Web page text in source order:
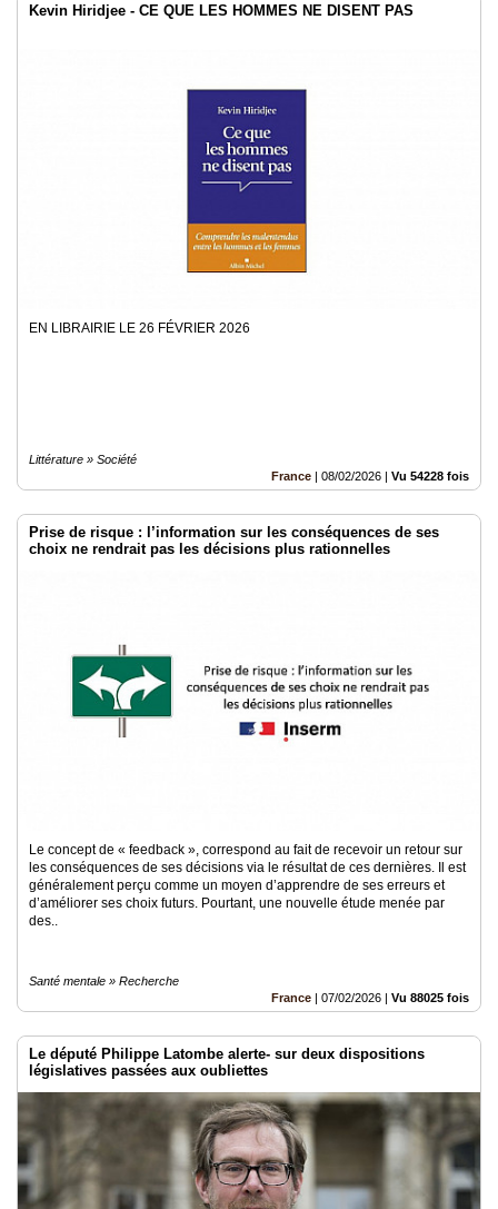
Kevin Hiridjee - CE QUE LES HOMMES NE DISENT PAS
EN LIBRAIRIE LE 26 FÉVRIER 2026
Littérature » Société
France | 08/02/2026 | Vu 54228 fois
Prise de risque : l’information sur les conséquences de ses
choix ne rendrait pas les décisions plus rationnelles
Le concept de « feedback », correspond au fait de recevoir un retour sur
les conséquences de ses décisions via le résultat de ces dernières. Il est
généralement perçu comme un moyen d’apprendre de ses erreurs et
d’améliorer ses choix futurs. Pourtant, une nouvelle étude menée par
des..
Santé mentale » Recherche
France | 07/02/2026 | Vu 88025 fois
Le député Philippe Latombe alerte- sur deux dispositions
législatives passées aux oubliettes